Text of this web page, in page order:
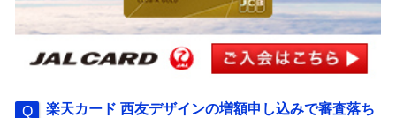
楽天カード 西友デザインの増額申し込みで審査落ち